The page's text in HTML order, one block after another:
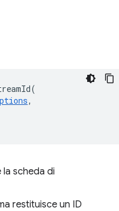
(
,
scheda di
restituisce un ID